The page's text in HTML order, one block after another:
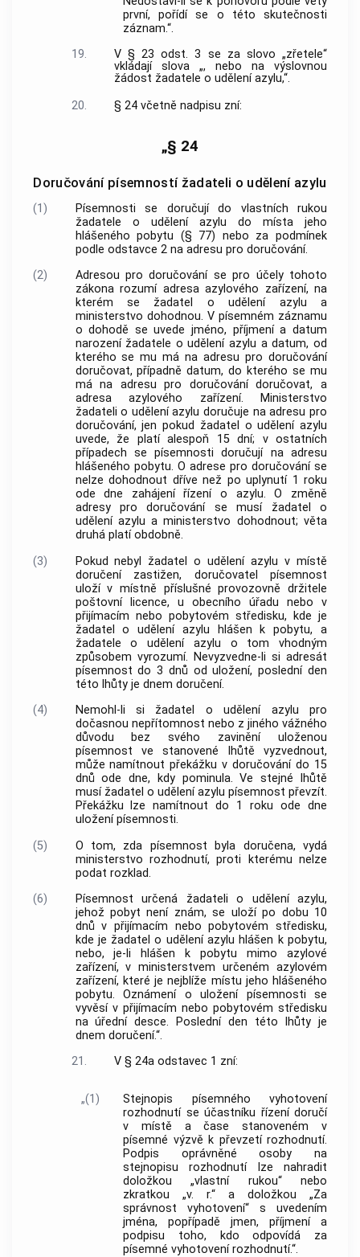
první, pořídí se o této skutečnosti
záznam.“.
19.
V § 23 odst. 3 se za slovo „zřetele“
vkládají slova „, nebo na výslovnou
žádost žadatele o udělení azylu,“.
20.
§ 24 včetně nadpisu zní:
„§ 24
Doručování písemností žadateli o udělení azylu
(1)
Písemnosti se doručují do vlastních rukou
žadatele o udělení azylu do místa jeho
hlášeného pobytu (§ 77) nebo za podmínek
podle odstavce 2 na adresu pro doručování.
(2)
Adresou pro doručování se pro účely tohoto
zákona rozumí adresa azylového zařízení, na
kterém se žadatel o udělení azylu a
ministerstvo dohodnou. V písemném záznamu
o dohodě se uvede jméno, příjmení a datum
narození žadatele o udělení azylu a datum, od
kterého se mu má na adresu pro doručování
doručovat, případně datum, do kterého se mu
má na adresu pro doručování doručovat, a
adresa azylového zařízení. Ministerstvo
žadateli o udělení azylu doručuje na adresu pro
doručování, jen pokud žadatel o udělení azylu
uvede, že platí alespoň 15 dní; v ostatních
případech se písemnosti doručují na adresu
hlášeného pobytu. O adrese pro doručování se
nelze dohodnout dříve než po uplynutí 1 roku
ode dne zahájení řízení o azylu. O změně
adresy pro doručování se musí žadatel o
udělení azylu a ministerstvo dohodnout; věta
druhá platí obdobně.
(3)
Pokud nebyl žadatel o udělení azylu v místě
doručení zastižen, doručovatel písemnost
uloží v místně příslušné provozovně držitele
poštovní licence, u obecního úřadu nebo v
přijímacím nebo pobytovém středisku, kde je
žadatel o udělení azylu hlášen k pobytu, a
žadatele o udělení azylu o tom vhodným
způsobem vyrozumí. Nevyzvedne-li si adresát
písemnost do 3 dnů od uložení, poslední den
této lhůty je dnem doručení.
(4)
Nemohl-li si žadatel o udělení azylu pro
dočasnou nepřítomnost nebo z jiného vážného
důvodu bez svého zavinění uloženou
písemnost ve stanovené lhůtě vyzvednout,
může namítnout překážku v doručování do 15
dnů ode dne, kdy pominula. Ve stejné lhůtě
musí žadatel o udělení azylu písemnost převzít.
Překážku lze namítnout do 1 roku ode dne
uložení písemnosti.
(5)
O tom, zda písemnost byla doručena, vydá
ministerstvo rozhodnutí, proti kterému nelze
podat rozklad.
(6)
Písemnost určená žadateli o udělení azylu,
jehož pobyt není znám, se uloží po dobu 10
dnů v přijímacím nebo pobytovém středisku,
kde je žadatel o udělení azylu hlášen k pobytu,
nebo, je-li hlášen k pobytu mimo azylové
zařízení, v ministerstvem určeném azylovém
zařízení, které je nejblíže místu jeho hlášeného
pobytu. Oznámení o uložení písemnosti se
vyvěsí v přijímacím nebo pobytovém středisku
na úřední desce. Poslední den této lhůty je
dnem doručení.“.
21.
V § 24a odstavec 1 zní:
„(1)
Stejnopis písemného vyhotovení
rozhodnutí se účastníku řízení doručí
v místě a čase stanoveném v
písemné výzvě k převzetí rozhodnutí.
Podpis oprávněné osoby na
stejnopisu rozhodnutí lze nahradit
doložkou „vlastní rukou“ nebo
zkratkou „v. r.“ a doložkou „Za
správnost vyhotovení“ s uvedením
jména, popřípadě jmen, příjmení a
podpisu toho, kdo odpovídá za
písemné vyhotovení rozhodnutí.“.